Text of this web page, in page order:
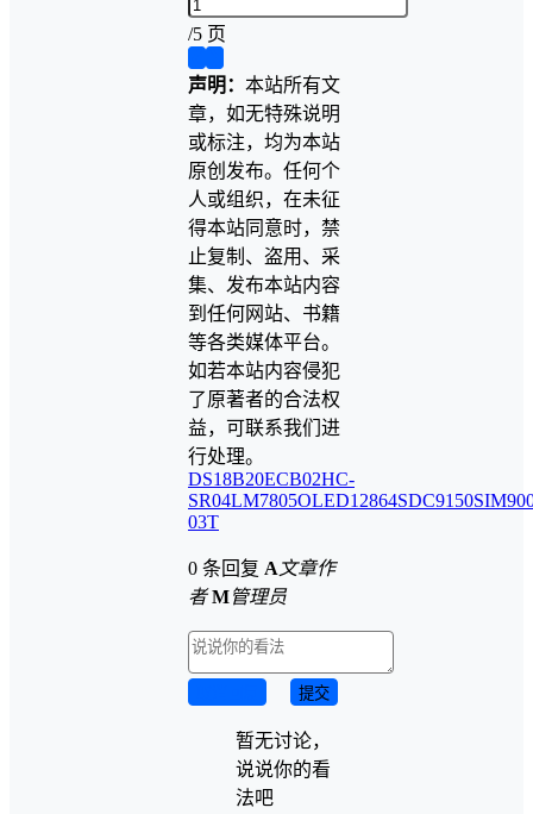
/5 页
声明： 本站所有文
章，如无特殊说明
或标注，均为本站
原创发布。任何个
人或组织，在未征
得本站同意时，禁
止复制、盗用、采
集、发布本站内容
到任何网站、书籍
等各类媒体平台。
如若本站内容侵犯
了原著者的合法权
益，可联系我们进
行处理。
DS18B20ECB02HC-
SR04LM7805OLED12864SDC9150
03T
0 条回复 A 文章作
者 M管理员
提交
暂无讨论，
说说你的看
法吧